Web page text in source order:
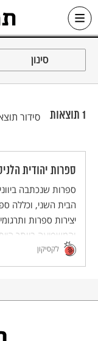
Skip
כל האתר
סינון
1 תוצאות סידור
ספרות יהודית
ספרות שנכתבה
הבית השני, וכללה
יצירות ספרות
והמשפיעה ביותר
תרגום השבעים.
לקסיקון